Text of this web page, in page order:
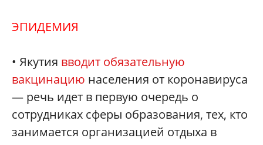
ЭПИДЕМИЯ
• Якутия вводит обязательную
вакцинацию населения от коронавируса
— речь идет в первую очередь о
сотрудниках сферы образования, тех, кто
занимается организацией отдыха в